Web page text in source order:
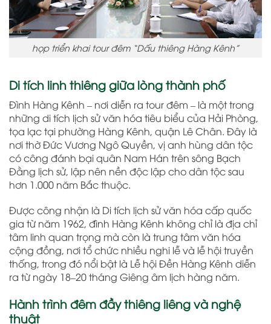
họp triển khai tour đêm “Dấu thiêng Hàng Kênh”
Di tích linh thiêng giữa lòng thành phố
Đình Hàng Kênh – nơi diễn ra tour đêm – là một trong
những di tích lịch sử văn hóa tiêu biểu của Hải Phòng,
tọa lạc tại phường Hàng Kênh, quận Lê Chân. Đây là
nơi thờ Đức Vương Ngô Quyền, vị anh hùng dân tộc
có công đánh bại quân Nam Hán trên sông Bạch
Đằng lịch sử, lập nên nền độc lập cho dân tộc sau
hơn 1.000 năm Bắc thuộc.
Được công nhận là Di tích lịch sử văn hóa cấp quốc
gia từ năm 1962, đình Hàng Kênh không chỉ là địa chỉ
tâm linh quan trọng mà còn là trung tâm văn hóa
cộng đồng, nơi tổ chức nhiều nghi lễ và lễ hội truyền
thống, trong đó nổi bật là Lễ hội Đền Hàng Kênh diễn
ra từ ngày 18–20 tháng Giêng âm lịch hàng năm.
Hành trình đêm đầy thiêng liêng và nghệ
thuật